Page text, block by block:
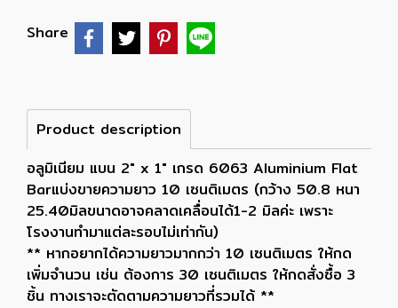
Share
Product description
อลูมิเนียม แบน 2" x 1" เกรด 6063 Aluminium Flat
Barแบ่งขายความยาว 10 เซนติเมตร (กว้าง 50.8 หนา
25.40มิลขนาดอาจคลาดเคลื่อนได้1-2 มิลค่ะ เพราะ
โรงงานทำมาแต่ละรอบไม่เท่ากัน)
** หากอยากได้ความยาวมากกว่า 10 เซนติเมตร ให้กด
เพิ่มจำนวน เช่น ต้องการ 30 เซนติเมตร ให้กดสั่งซื้อ 3
ชิ้น ทางเราจะตัดตามความยาวที่รวมได้ **